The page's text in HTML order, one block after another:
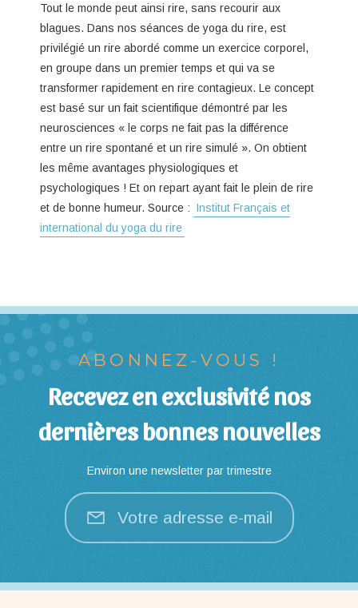
Tout le monde peut ainsi rire, sans recourir aux
blagues. Dans nos séances de yoga du rire, est
privilégié un rire abordé comme un exercice corporel,
en groupe dans un premier temps et qui va se
transformer rapidement en rire contagieux. Le concept
est basé sur un fait scientifique démontré par les
neurosciences « le corps ne fait pas la différence
entre un rire spontané et un rire simulé ». On obtient
les même avantages physiologiques et
psychologiques ! Et on repart ayant fait le plein de rire
et de bonne humeur. Source : Institut Français et
international du yoga du rire
ABONNEZ-VOUS !
Recevez en exclusivité nos
dernières bonnes nouvelles
Environ une newsletter par trimestre
Votre adresse e-mail